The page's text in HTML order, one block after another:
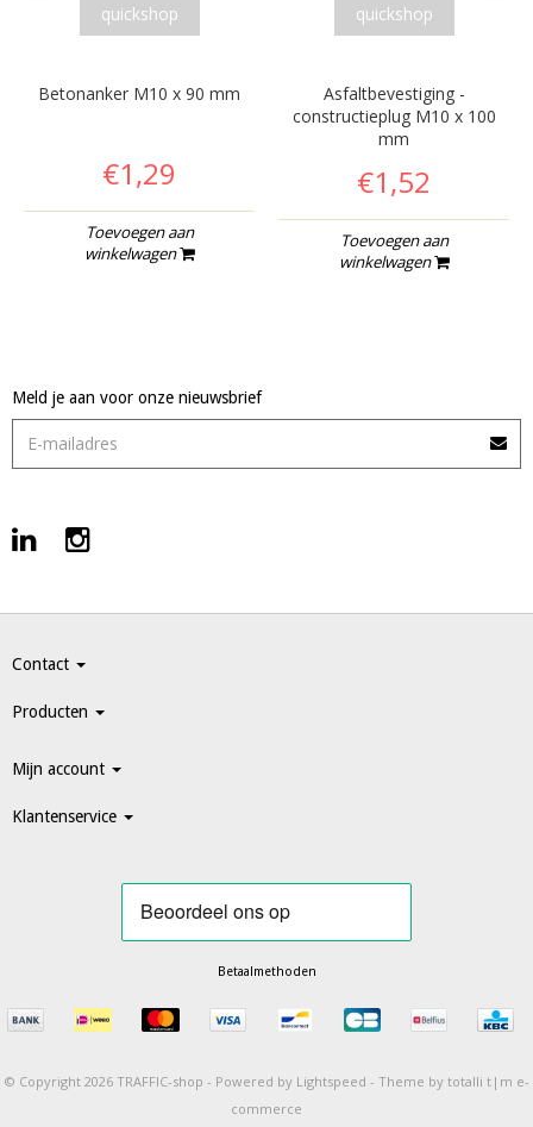
quickshop
Betonanker M10 x 90 mm
€1,29
Toevoegen aan
winkelwagen
quickshop
Asfaltbevestiging -
constructieplug M10 x 100
mm
€1,52
Toevoegen aan
winkelwagen
Meld je aan voor onze nieuwsbrief
Contact
Producten
Mijn account
Klantenservice
Betaalmethoden
© Copyright 2026 TRAFFIC-shop - Powered by Lightspeed - Theme by totalli t|m e-
commerce